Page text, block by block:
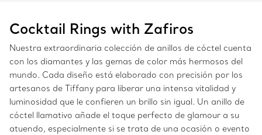
Cocktail Rings with Zafiros
Nuestra extraordinaria colección de anillos de cóctel cuenta
con los diamantes y las gemas de color más hermosos del
mundo. Cada diseño está elaborado con precisión por los
artesanos de Tiffany para liberar una intensa vitalidad y
luminosidad que le confieren un brillo sin igual. Un anillo de
cóctel llamativo añade el toque perfecto de glamour a su
atuendo, especialmente si se trata de una ocasión o evento